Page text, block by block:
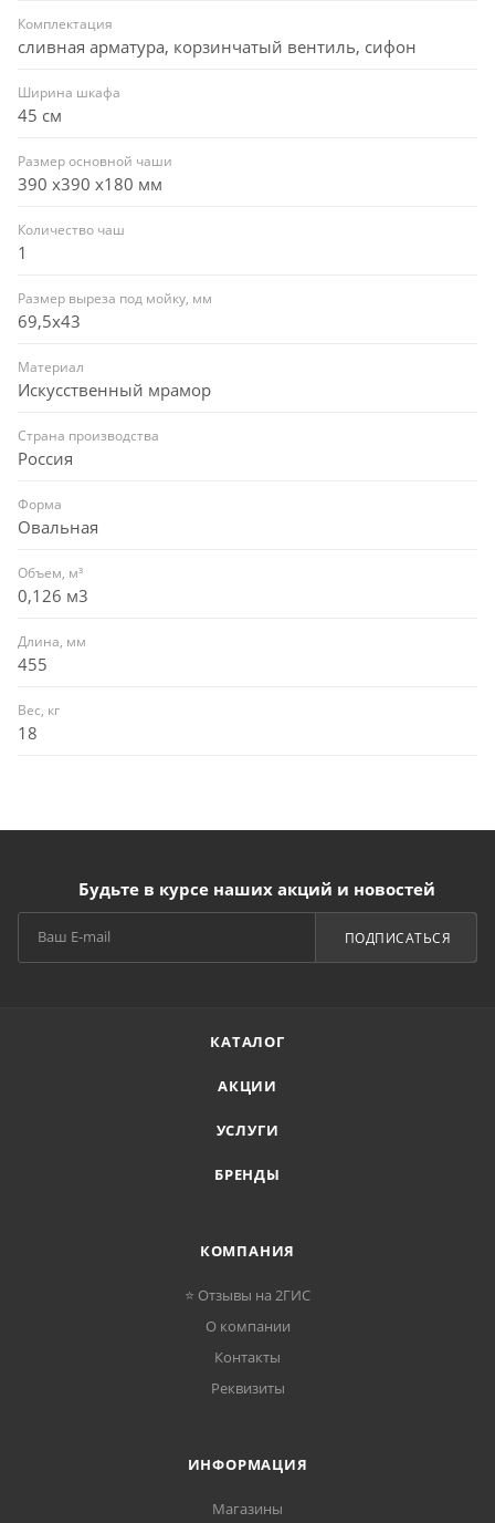
Комплектация
сливная арматура, корзинчатый вентиль, сифон
Ширина шкафа
45 см
Размер основной чаши
390 х390 х180 мм
Количество чаш
1
Размер выреза под мойку, мм
69,5x43
Материал
Искусственный мрамор
Страна производства
Россия
Форма
Овальная
Объем, м³
0,126 м3
Длина, мм
455
Вес, кг
18
Будьте в курсе наших акций и новостей
ПОДПИСАТЬСЯ
КАТАЛОГ
АКЦИИ
УСЛУГИ
БРЕНДЫ
КОМПАНИЯ
⭐ Отзывы на 2ГИС
О компании
Контакты
Реквизиты
ИНФОРМАЦИЯ
Магазины